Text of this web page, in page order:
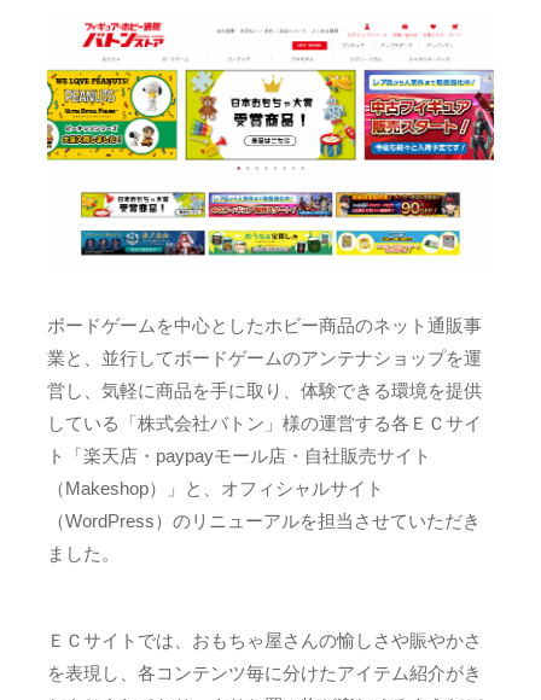
ボードゲームを中心としたホビー商品のネット通販事
業と、並行してボードゲームのアンテナショップを運
営し、気軽に商品を手に取り、体験できる環境を提供
している「株式会社バトン」様の運営する各ＥＣサイ
ト「楽天店・paypayモール店・自社販売サイト
（Makeshop）」と、オフィシャルサイト
（WordPress）のリニューアルを担当させていただき
ました。
ＥＣサイトでは、おもちゃ屋さんの愉しさや賑やかさ
を表現し、各コンテンツ毎に分けたアイテム紹介がき